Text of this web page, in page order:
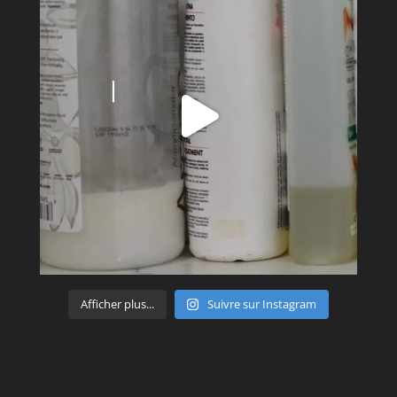
Afficher plus... Suivre sur Instagram